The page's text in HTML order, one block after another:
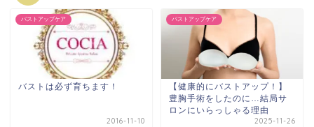
バストアップケア
バストは必ず育ちます！
2016-11-10
バストアップケア
【健康的にバストアップ！】
豊胸手術をしたのに…結局サ
ロンにいらっしゃる理由
2025-11-26